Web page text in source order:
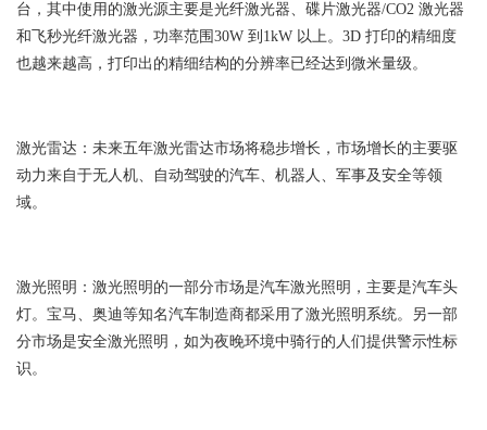
台，其中使用的激光源主要是光纤激光器、碟片激光器/CO2 激光器
和飞秒光纤激光器，功率范围30W 到1kW 以上。3D 打印的精细度
也越来越高，打印出的精细结构的分辨率已经达到微米量级。
激光雷达：未来五年激光雷达市场将稳步增长，市场增长的主要驱
动力来自于无人机、自动驾驶的汽车、机器人、军事及安全等领
域。
激光照明：激光照明的一部分市场是汽车激光照明，主要是汽车头
灯。宝马、奥迪等知名汽车制造商都采用了激光照明系统。另一部
分市场是安全激光照明，如为夜晚环境中骑行的人们提供警示性标
识。